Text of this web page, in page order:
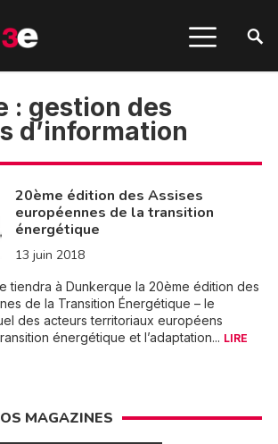
: gestion des
d’information
20ème édition des Assises
européennes de la transition
énergétique
13 juin 2018
tiendra à Dunkerque la 20ème édition des
de la Transition Énergétique – le
des acteurs territoriaux européens
énergétique et l’adaptation... LIRE
MAGAZINES